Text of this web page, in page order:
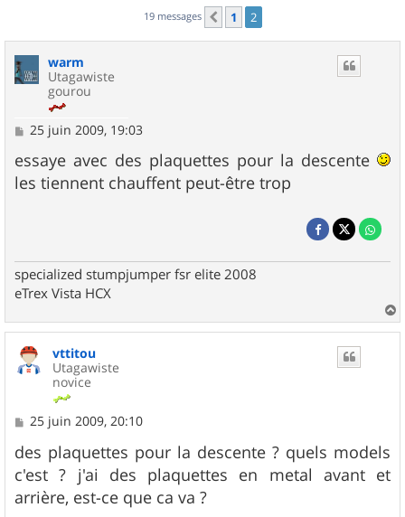
19 messages Précédent
1 2
warm
Utagawiste
gourou
M
s
s
a
25 juin 2009, 19:03
essaye avec des plaquettes pour la descente
les tiennent chauffent peut-être trop
specialized stumpjumper fsr elite 2008
eTrex Vista HCX
a
vttitou
Utagawiste
novice
M
s
s
a
g
e
25 juin 2009, 20:10
des plaquettes pour la descente ? quels models
c'est ? j'ai des plaquettes en metal avant et
arrière, est-ce que ca va ?